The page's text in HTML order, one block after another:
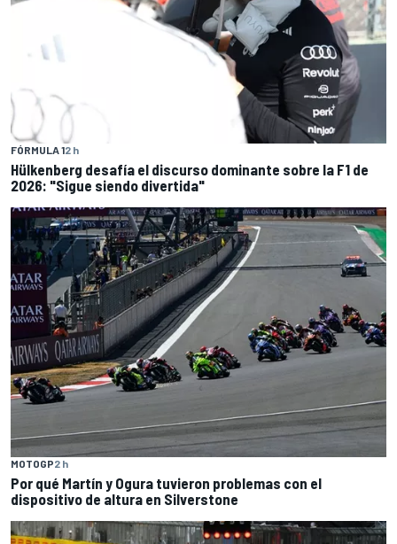
FÓRMULA 12 h
Hülkenberg desafía el discurso dominante sobre la F1 de
2026: "Sigue siendo divertida"
MOTOGP2 h
Por qué Martín y Ogura tuvieron problemas con el
dispositivo de altura en Silverstone